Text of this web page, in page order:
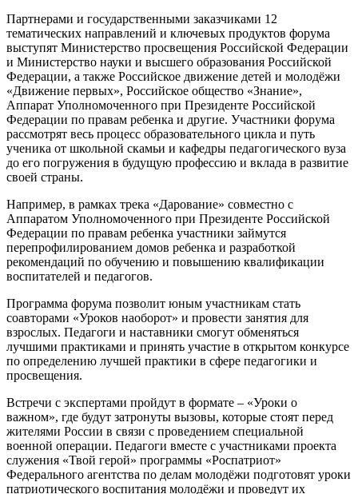
Партнерами и государственными заказчиками 12
тематических направлений и ключевых продуктов форума
выступят Министерство просвещения Российской Федерации
и Министерство науки и высшего образования Российской
Федерации, а также Российское движение детей и молодёжи
«Движение первых», Российское общество «Знание»,
Аппарат Уполномоченного при Президенте Российской
Федерации по правам ребенка и другие. Участники форума
рассмотрят весь процесс образовательного цикла и путь
ученика от школьной скамьи и кафедры педагогического вуза
до его погружения в будущую профессию и вклада в развитие
своей страны.
Например, в рамках трека «Дарование» совместно с
Аппаратом Уполномоченного при Президенте Российской
Федерации по правам ребенка участники займутся
перепрофилированием домов ребенка и разработкой
рекомендаций по обучению и повышению квалификации
воспитателей и педагогов.
Программа форума позволит юным участникам стать
соавторами «Уроков наоборот» и провести занятия для
взрослых. Педагоги и наставники смогут обменяться
лучшими практиками и принять участие в открытом конкурсе
по определению лучшей практики в сфере педагогики и
просвещения.
Встречи с экспертами пройдут в формате – «Уроки о
важном», где будут затронуты вызовы, которые стоят перед
жителями России в связи с проведением специальной
военной операции. Педагоги вместе с участниками проекта
служения «Твой герой» программы «Роспатриот»
Федерального агентства по делам молодёжи подготовят уроки
патриотического воспитания молодёжи и проведут их